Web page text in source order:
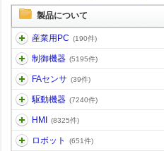
製品について
産業用PC (190件)
制御機器 (5195件)
FAセンサ (39件)
駆動機器 (7240件)
HMI (8325件)
ロボット (651件)